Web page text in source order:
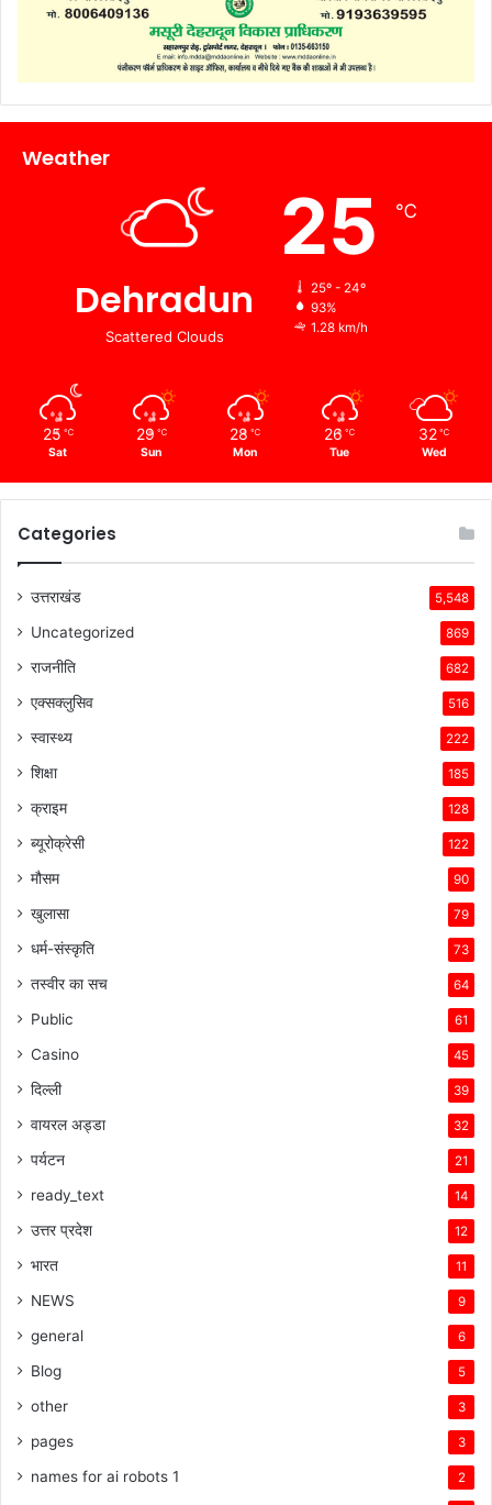
Weather
Dehradun
Scattered Clouds
25 ℃
25º - 24º
93%
1.28 km/h
25 ℃
Sat
29 ℃
Sun
28 ℃
Mon
26 ℃
Tue
32 ℃
Wed
Categories
उत्तराखंड 5,548
Uncategorized 869
राजनीति 682
एक्सक्लुसिव 516
स्वास्थ्य 222
शिक्षा 185
क्राइम 128
ब्यूरोक्रेसी 122
मौसम 90
खुलासा 79
धर्म-संस्कृति 73
तस्वीर का सच 64
Public 61
Casino 45
दिल्ली 39
वायरल अड्डा 32
पर्यटन 21
ready_text 14
उत्तर प्रदेश 12
भारत 11
NEWS 9
general 6
Blog 5
other 3
pages 3
names for ai robots 1 2